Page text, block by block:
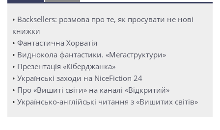
• Backsellers: розмова про те, як просувати не нові
книжки
• Фантастична Хорватія
• Виднокола фантастики. «Мегаструктури»
• Презентація «Кіберджанка»
• Українські заходи на NiceFiction 24
• Про «Вишиті світи» на каналі «Відкритий»
• Українсько-англійські читання з «Вишитих світів»